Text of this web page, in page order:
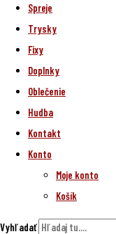
Spreje
Trysky
Fixy
Doplnky
Oblečenie
Hudba
Kontakt
Konto
Moje konto
Košík
Vyhľadať